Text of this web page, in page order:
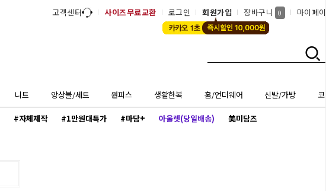
고객센터 사이즈무료교환 로그인 회원가입 장바구니 0 마이페
니트 앙상블/세트 원피스 생활한복 홈/언더웨어 신발/가방
#자체제작 #1만원대특가 #마담+ 아울렛(당일배송) 美미담즈